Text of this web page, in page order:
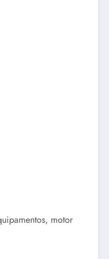
motor